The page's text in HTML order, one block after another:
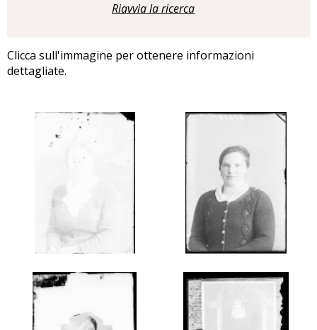
Riavvia la ricerca
Clicca sull'immagine per ottenere informazioni
dettagliate.